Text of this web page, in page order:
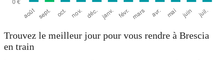
Trouvez le meilleur jour pour vous rendre à Brescia
en train